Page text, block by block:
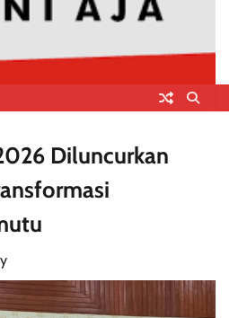
Diluncurkan